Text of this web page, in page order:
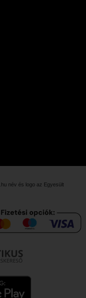
név és logo az Egyesült